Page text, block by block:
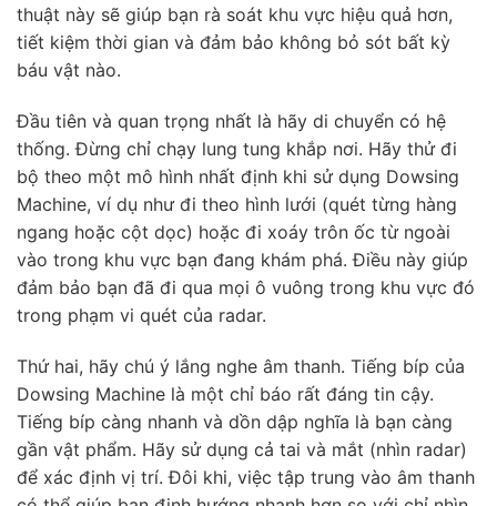
thuật này sẽ giúp bạn rà soát khu vực hiệu quả hơn,
tiết kiệm thời gian và đảm bảo không bỏ sót bất kỳ
báu vật nào.
Đầu tiên và quan trọng nhất là hãy di chuyển có hệ
thống. Đừng chỉ chạy lung tung khắp nơi. Hãy thử đi
bộ theo một mô hình nhất định khi sử dụng Dowsing
Machine, ví dụ như đi theo hình lưới (quét từng hàng
ngang hoặc cột dọc) hoặc đi xoáy trôn ốc từ ngoài
vào trong khu vực bạn đang khám phá. Điều này giúp
đảm bảo bạn đã đi qua mọi ô vuông trong khu vực đó
trong phạm vi quét của radar.
Thứ hai, hãy chú ý lắng nghe âm thanh. Tiếng bíp của
Dowsing Machine là một chỉ báo rất đáng tin cậy.
Tiếng bíp càng nhanh và dồn dập nghĩa là bạn càng
gần vật phẩm. Hãy sử dụng cả tai và mắt (nhìn radar)
để xác định vị trí. Đôi khi, việc tập trung vào âm thanh